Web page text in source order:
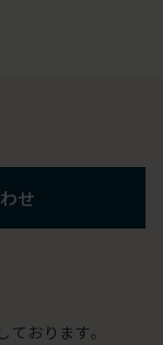
せ
おります。